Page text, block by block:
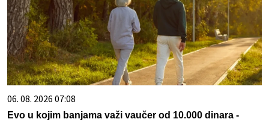
06. 08. 2026 07:08
Evo u kojim banjama važi vaučer od 10.000 dinara -